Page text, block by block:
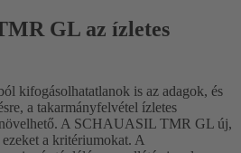
GL az ízletes
kifogásolhatatlanok is az adagok, és
a takarmányfelvétel ízletes
A SCHAUASIL TMR GL új,
a kritériumokat. A